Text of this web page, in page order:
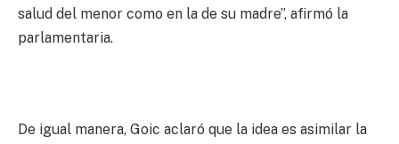
salud del menor como en la de su madre”, afirmó la
parlamentaria.
De igual manera, Goic aclaró que la idea es asimilar la